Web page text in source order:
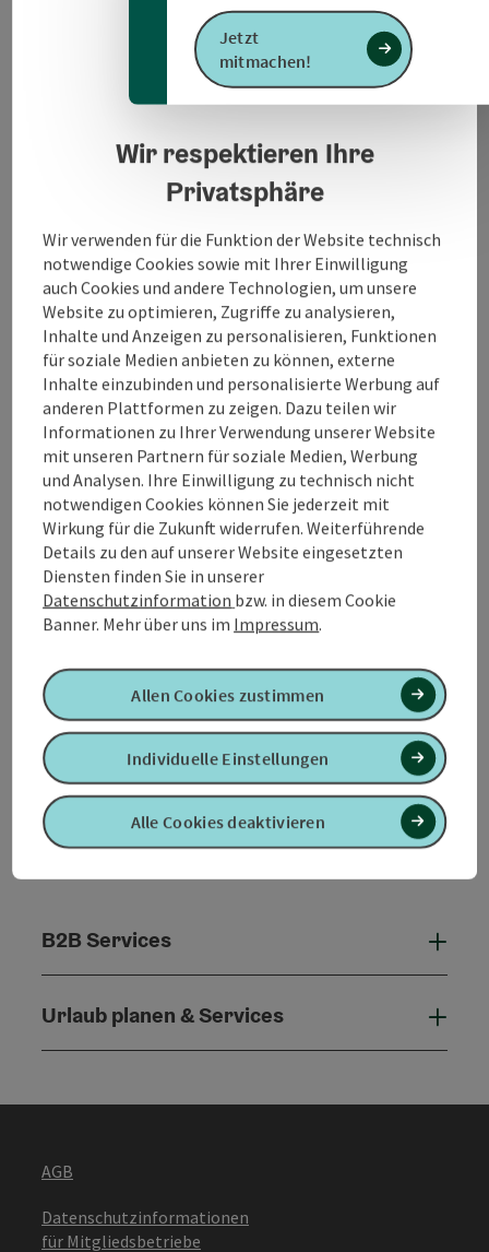
Jetzt
mitmachen!
Veranstaltungsinformationen
Kontakt
Veranstaltungsort
Anreise/Lage
Barrierefreiheit
PDF erstellen
Beitrag drucken
powered by TOURDATA
B2B Services
Urlaub planen & Services
AGB
Datenschutzinformationen
für Mitgliedsbetriebe
Datenschutzerklärung
Wir respektieren Ihre
Privatsphäre
Wir verwenden für die Funktion der Website technisch
notwendige Cookies sowie mit Ihrer Einwilligung
auch Cookies und andere Technologien, um unsere
Website zu optimieren, Zugriffe zu analysieren,
Inhalte und Anzeigen zu personalisieren, Funktionen
für soziale Medien anbieten zu können, externe
Inhalte einzubinden und personalisierte Werbung auf
anderen Plattformen zu zeigen. Dazu teilen wir
Informationen zu Ihrer Verwendung unserer Website
mit unseren Partnern für soziale Medien, Werbung
und Analysen. Ihre Einwilligung zu technisch nicht
notwendigen Cookies können Sie jederzeit mit
Wirkung für die Zukunft widerrufen. Weiterführende
Details zu den auf unserer Website eingesetzten
Diensten finden Sie in unserer
Datenschutzinformation bzw. in diesem Cookie
Banner. Mehr über uns im Impressum.
Alle Cookies deaktivieren
Individuelle Einstellungen
Allen Cookies zustimmen